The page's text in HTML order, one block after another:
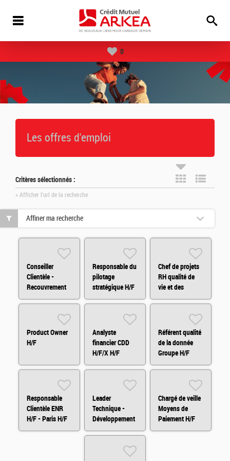
0
Les offres d'emploi
Critères sélectionnés :
» Afficher l'url de la recherche
Conseiller
Clientèle -
Recouvrement
Amiable H/F/X
Responsable du
pilotage
stratégique H/F
Chef de projets
RH qualité de
vie et des
conditions de
Product Owner
H/F
Analyste
financier CDD
H/F/X H/F
Référent qualité
de la donnée
Groupe H/F
Responsable
Clientèle ENR
H/F - Paris H/F
Leader
Technique -
Développement
Fullstack H/F
Chargé de veille
Moyens de
Paiement H/F
Affiner ma recherche